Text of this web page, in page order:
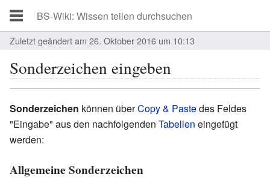
Zuletzt geändert am 26. Oktober 2016 um 10:13
Sonderzeichen eingeben
Sonderzeichen können überCopy & Pastedes Feldes
"Eingabe" aus den nachfolgenden Tabellen eingefügt
werden:
Allgemeine Sonderzeichen